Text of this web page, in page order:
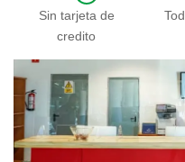
Sin tarjeta de
credito